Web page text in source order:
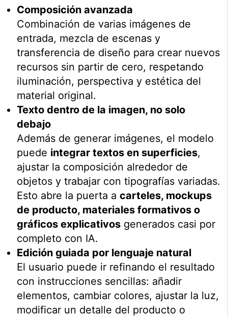
Composición avanzada
Combinación de varias imágenes de
entrada, mezcla de escenas y
transferencia de diseño para crear nuevos
recursos sin partir de cero, respetando
iluminación, perspectiva y estética del
material original.
Texto dentro de la imagen, no solo
debajo
Además de generar imágenes, el modelo
puede integrar textos en superficies,
ajustar la composición alrededor de
objetos y trabajar con tipografías variadas.
Esto abre la puerta acarteles, mockups
de producto, materiales formativos o
gráficos explicativos generados casi por
completo con IA.
Edición guiada por lenguaje natural
El usuario puede ir refinando el resultado
con instrucciones sencillas: añadir
elementos, cambiar colores, ajustar la luz,
modificar un detalle del producto o